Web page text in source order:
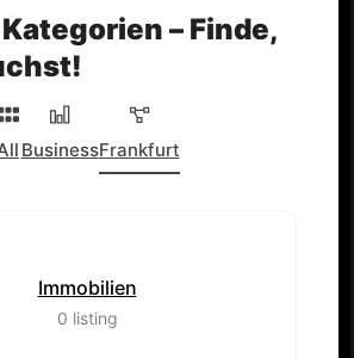
– Finde,
BusinessFrankfurt
Immobilien
0 listing